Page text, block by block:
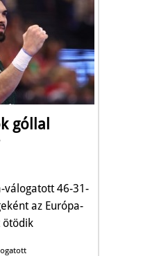
góllal
válogatott 46-31-
az Európa-
ötödik